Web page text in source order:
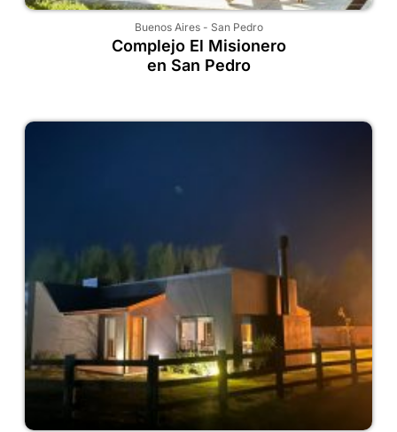
Buenos Aires- San Pedro
Complejo El Misionero
en San Pedro